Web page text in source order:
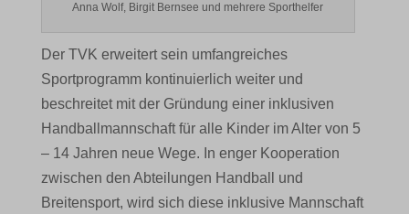
Anna Wolf, Birgit Bernsee und mehrere Sporthelfer
Der TVK erweitert sein umfangreiches
Sportprogramm kontinuierlich weiter und
beschreitet mit der Gründung einer inklusiven
Handballmannschaft für alle Kinder im Alter von 5
– 14 Jahren neue Wege. In enger Kooperation
zwischen den Abteilungen Handball und
Breitensport, wird sich diese inklusive Mannschaft